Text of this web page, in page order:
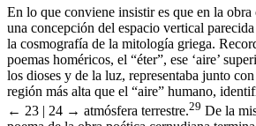
En lo que conviene insistir es que en la obra
una concepción del espacio vertical
la cosmografía de la mitología griega.
poemas homéricos, el “éter”, ese ‘aire’
los dioses y de la luz, representaba junto
región más alta que el “aire” humano,
← 23 | 24 → atmósfera terrestre.29 De la